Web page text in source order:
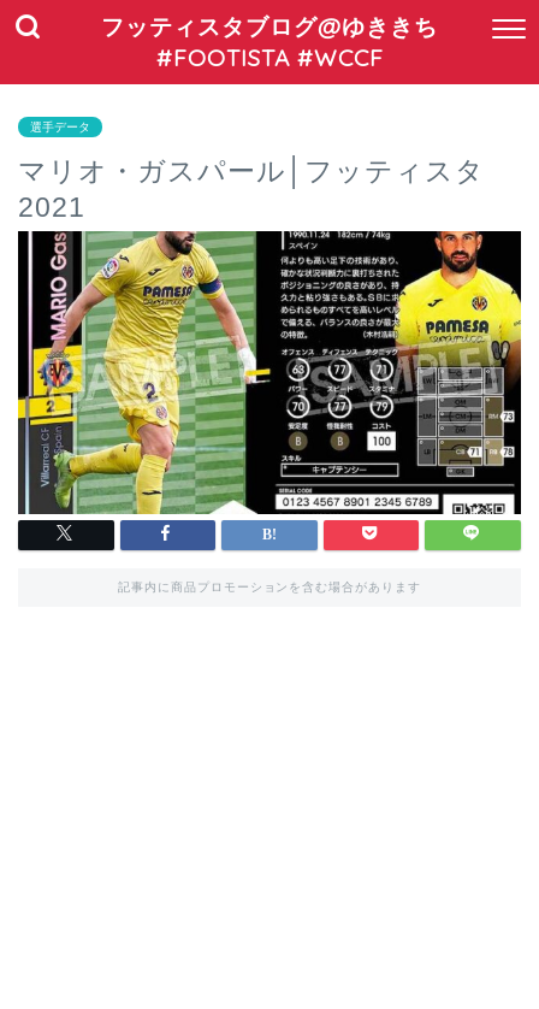
フッティスタブログ@ゆききち
#FOOTISTA #WCCF
選手データ
マリオ・ガスパール│フッティスタ
2021
記事内に商品プロモーションを含む場合があります